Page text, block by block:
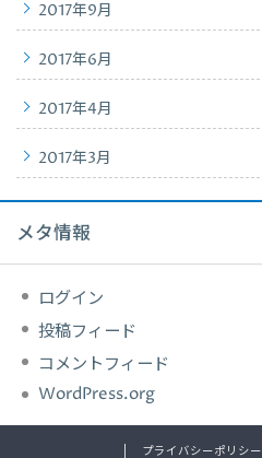
2017年9月
2017年6月
2017年4月
2017年3月
メタ情報
ログイン
投稿フィード
コメントフィード
WordPress.org
プライバシーポリシー